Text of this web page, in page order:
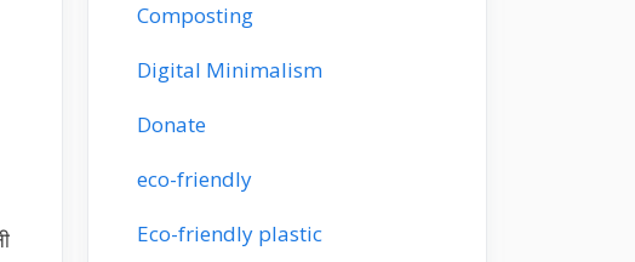
Composting
Digital Minimalism
Donate
eco-friendly
Eco-friendly plastic